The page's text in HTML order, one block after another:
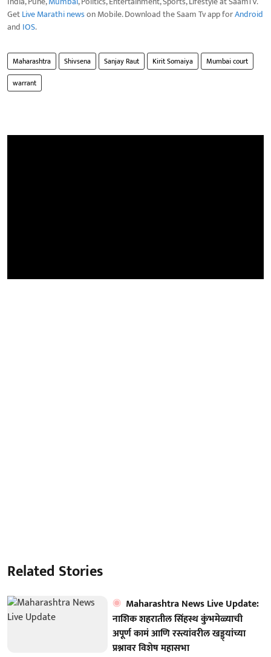
GetLive Marathi newson Mobile. Download the Saam Tv app forAndroid
and IOS.
Maharashtra Shivsena Sanjay Raut Kirit Somaiya
Mumbai court
warrant
Related Stories
Maharashtra News Live Update:
नाशिक शहरातील सिंहस्थ कुंभमेळ्याची
अपूर्ण कामं आणि रस्त्यांवरील खड्ड्यांच्या
प्रश्नावर विशेष महासभा